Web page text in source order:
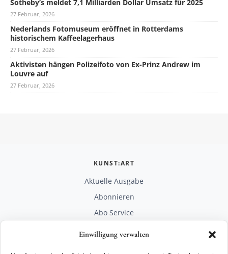
Einwilligung verwalten
Sotheby’s meldet 7,1 Milliarden Dollar Umsatz für 2025
27 Februar, 2026
Nederlands Fotomuseum eröffnet in Rotterdams
historischem Kaffeelagerhaus
27 Februar, 2026
Aktivisten hängen Polizeifoto von Ex-Prinz Andrew im
Louvre auf
27 Februar, 2026
KUNST:ART
Aktuelle Ausgabe
Abonnieren
Abo Service